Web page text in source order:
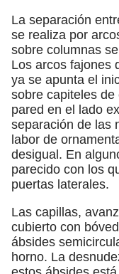
La separación
se realiza por
sobre columnas
Los arcos fajones
ya se apunta el
sobre capiteles
pared en el lado
separación de las
labor de
desigual. En
parecido con los
puertas laterales.
Las capillas,
cubierto con
ábsides
horno. La